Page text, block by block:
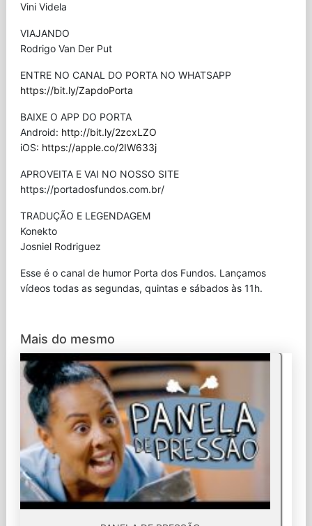
Vini Videla
VIAJANDO
Rodrigo Van Der Put
ENTRE NO CANAL DO PORTA NO WHATSAPP
https://bit.ly/ZapdoPorta
BAIXE O APP DO PORTA
Android: http://bit.ly/2zcxLZO
iOS: https://apple.co/2IW633j
APROVEITA E VAI NO NOSSO SITE
⁠https://portadosfundos.com.br/
TRADUÇÃO E LEGENDAGEM
Konekto
Josniel Rodriguez
Esse é o canal de humor Porta dos Fundos. Lançamos
vídeos todas as segundas, quintas e sábados às 11h.
Mais do mesmo